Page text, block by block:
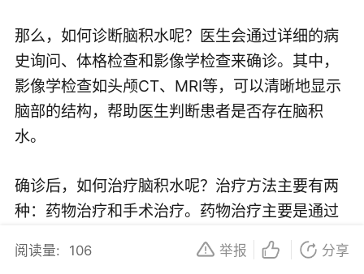
那么，如何诊断脑积水呢？医生会通过详细的病
史询问、体格检查和影像学检查来确诊。其中，
影像学检查如头颅CT、MRI等，可以清晰地显示
脑部的结构，帮助医生判断患者是否存在脑积
水。
确诊后，如何治疗脑积水呢？治疗方法主要有两
种：药物治疗和手术治疗。药物治疗主要是通过
利尿剂来减少脑内的水分，缓解症状。而手术治
疗则是针对病因进行治疗，如切除脑肿瘤、修复
阅读量: 106 举报 分享